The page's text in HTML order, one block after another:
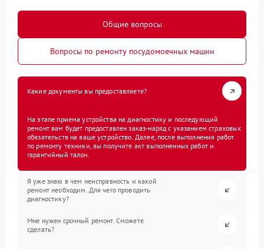
Общие вопросы
Вопросы по ремонту посудомоечных машин
Какие документы вы предоставляете?
На этапе приема устройства на диагностику и последующий
ремонт вам будет предоставлен заказ-наряд с указанием страховых
обязательств на ваше устройство. Далее, после выполнения работ
по ремонту техники, вы получите акт выполненных работ и
гарантийный талон.
Я уже знаю в чем неисправность и какой
ремонт необходим. Для чего проводить
диагностику?
Мне нужен срочный ремонт. Сможете
сделать?